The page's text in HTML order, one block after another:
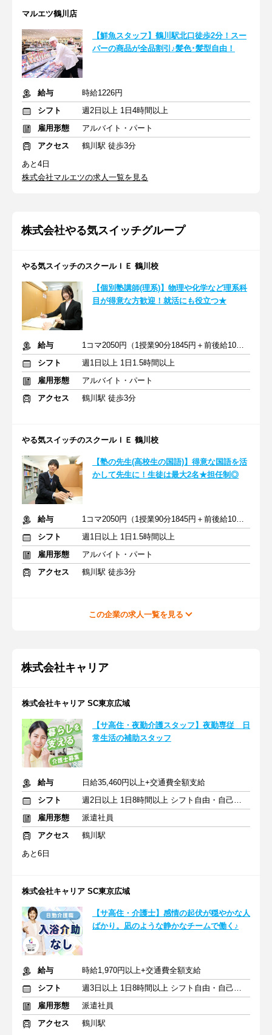
マルエツ鶴川店
【鮮魚スタッフ】鶴川駅北口徒歩2分！スー
パーの商品が全品割引♪髪色･髪型自由！
給与
時給1226円
シフト
週2日以上 1日4時間以上
雇用形態
アルバイト・パート
アクセス
鶴川駅 徒歩3分
あと4日
株式会社マルエツの求人一覧を見る
株式会社やる気スイッチグループ
やる気スイッチのスクールＩＥ 鶴川校
【個別塾講師(理系)】物理や化学など理系科
目が得意な方歓迎！就活にも役立つ★
給与
1コマ2050円（1授業90分1845円＋前後給10分205円）
シフト
週1日以上 1日1.5時間以上
雇用形態
アルバイト・パート
アクセス
鶴川駅 徒歩3分
やる気スイッチのスクールＩＥ 鶴川校
【塾の先生(高校生の国語)】得意な国語を活
かして先生に！生徒は最大2名★担任制◎
給与
1コマ2050円（1授業90分1845円＋前後給10分205円）
シフト
週1日以上 1日1.5時間以上
雇用形態
アルバイト・パート
アクセス
鶴川駅 徒歩3分
この企業の求人一覧を見る
株式会社キャリア
株式会社キャリア SC東京広域
【サ高住・夜勤介護スタッフ】夜勤専従 日
常生活の補助スタッフ
給与
日給35,460円以上+交通費全額支給
シフト
週2日以上 1日8時間以上 シフト自由・自己申告
雇用形態
派遣社員
アクセス
鶴川駅
あと6日
株式会社キャリア SC東京広域
【サ高住・介護士】感情の起伏が穏やかな人
ばかり。凪のような静かなチームで働く♪
給与
時給1,970円以上+交通費全額支給
シフト
週3日以上 1日8時間以上 シフト自由・自己申告
雇用形態
派遣社員
アクセス
鶴川駅